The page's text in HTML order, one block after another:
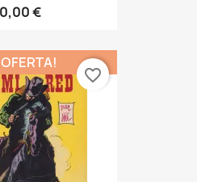
€
OFERTA!
favorite_border